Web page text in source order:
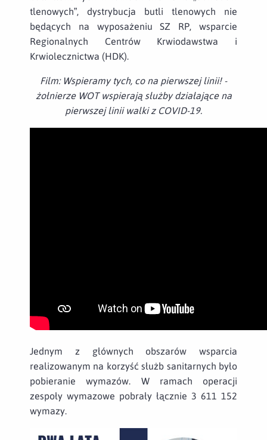
tlenowych”, dystrybucja butli tlenowych nie
będących na wyposażeniu SZ RP, wsparcie
Regionalnych Centrów Krwiodawstwa i
Krwiolecznictwa (HDK).
Film: Wspieramy tych, co na pierwszej linii! -
żołnierze WOT wspierają służby działające na
pierwszej linii walki z COVID-19.
Jednym z głównych obszarów wsparcia
realizowanym na korzyść służb sanitarnych było
pobieranie wymazów. W ramach operacji
zespoły wymazowe pobrały łącznie 3 611 152
wymazy.